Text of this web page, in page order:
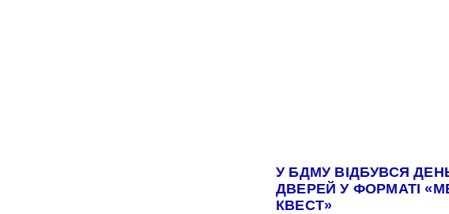
У БДМУ ВІДБУВСЯ
ДВЕРЕЙ У ФОРМАТІ
КВЕСТ»